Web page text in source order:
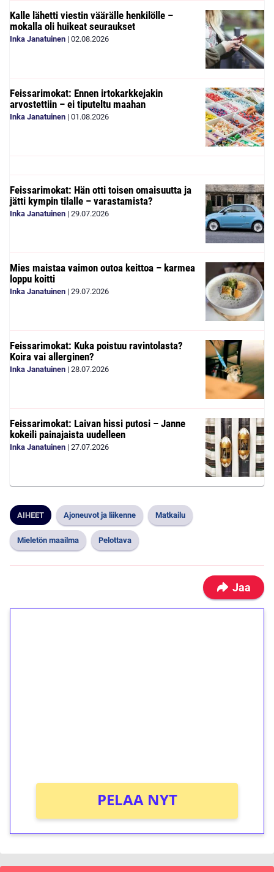
Kalle lähetti viestin väärälle henkilölle –
mokalla oli huikeat seuraukset
Inka Janatuinen | 02.08.2026
Feissarimokat: Ennen irtokarkkejakin
arvostettiin – ei tiputeltu maahan
Inka Janatuinen | 01.08.2026
Feissarimokat: Hän otti toisen omaisuutta ja
jätti kympin tilalle – varastamista?
Inka Janatuinen | 29.07.2026
Mies maistaa vaimon outoa keittoa – karmea
loppu koitti
Inka Janatuinen | 29.07.2026
Feissarimokat: Kuka poistuu ravintolasta?
Koira vai allerginen?
Inka Janatuinen | 28.07.2026
Feissarimokat: Laivan hissi putosi – Janne
kokeili painajaista uudelleen
Inka Janatuinen | 27.07.2026
AIHEET Ajoneuvot ja liikenne Matkailu
Mieletön maailma Pelottava
Jaa
PELAA NYT